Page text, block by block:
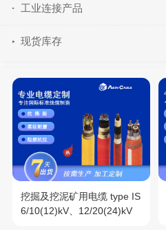
工业连接产品
现货库存
挖掘及挖泥矿用电缆 type IS
6/10(12)kV、12/20(24)kV